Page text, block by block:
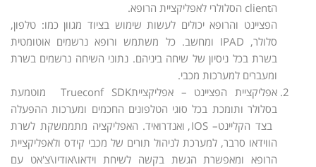
הclient הסלולרי לאפליקציית הרופא.
הפציינט והרופא יכולים לעשות שימוש בציוד מגוון כמו: טלפון,
סלולר, IPAD ומחשב. כל משתמש ורופא נרשמים אוטומטית
בשרת בכל ניסיון של שיחה ביניהם. נתוני השיחה נרשמים בשרת
ומעברים למערכות מכבי.
אפליקציית הפציינט – אפליקצייתTrueconf SDK מוטמעת
בסלולר ותומכת בכל סוגי הטלפונים החכמים ומערכות ההפעלה
בצד הקליינט– IOS, ואנדרואיד. האפליקציה מתממשקת לשרת
הווידאו סרבר, למערכת לניהול תורים של מכבי קידס ולאפליקציית
הרופא ומאפשרת הגשת בקשה לשיחת וידאו\אודיו\צ'אט עם